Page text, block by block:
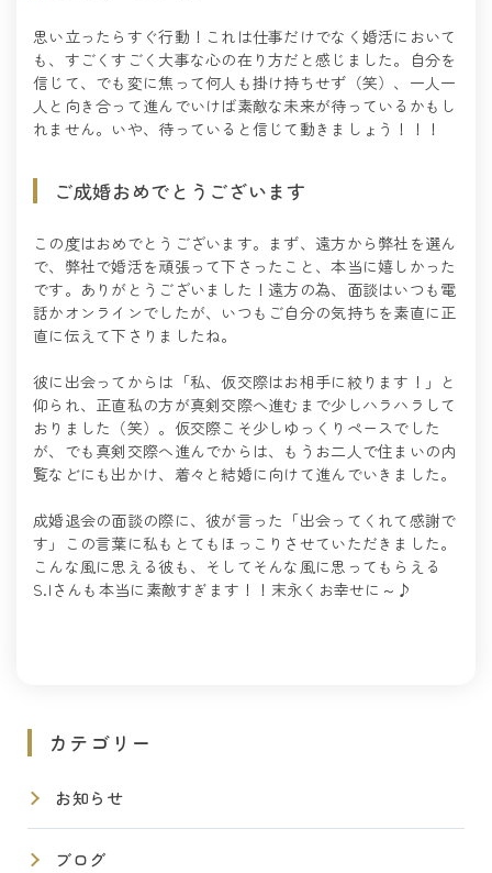
思い立ったらすぐ行動！これは仕事だけでなく婚活において
も、すごくすごく大事な心の在り方だと感じました。自分を
信じて、でも変に焦って何人も掛け持ちせず（笑）、一人一
人と向き合って進んでいけば素敵な未来が待っているかもし
れません。いや、待っていると信じて動きましょう！！！
ご成婚おめでとうございます
この度はおめでとうございます。まず、遠方から弊社を選ん
で、弊社で婚活を頑張って下さったこと、本当に嬉しかった
です。ありがとうございました！遠方の為、面談はいつも電
話かオンラインでしたが、いつもご自分の気持ちを素直に正
直に伝えて下さりましたね。
彼に出会ってからは「私、仮交際はお相手に絞ります！」と
仰られ、正直私の方が真剣交際へ進むまで少しハラハラして
おりました（笑）。仮交際こそ少しゆっくりペースでした
が、でも真剣交際へ進んでからは、もうお二人で住まいの内
覧などにも出かけ、着々と結婚に向けて進んでいきました。
成婚退会の面談の際に、彼が言った「出会ってくれて感謝で
す」この言葉に私もとてもほっこりさせていただきました。
こんな風に思える彼も、そしてそんな風に思ってもらえる
S.Iさんも本当に素敵すぎます！！末永くお幸せに～♪
カテゴリー
お知らせ
ブログ